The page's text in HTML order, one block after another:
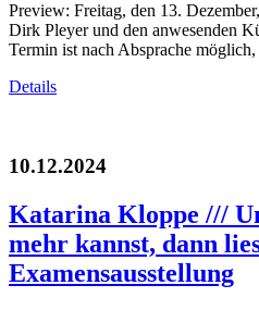
Preview: Freitag, den 13.
Dirk Pleyer und den anwesenden
Termin ist nach Absprache
Details
10.12.2024
Katarina Kloppe ///
mehr kannst, dann
Examensausstellung